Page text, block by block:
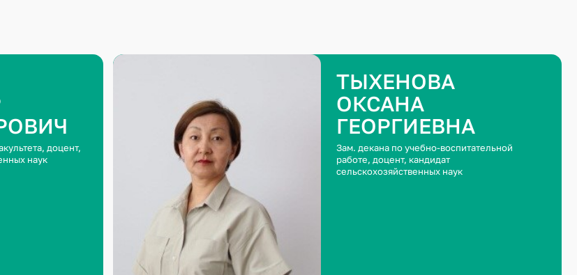
доцент,
наук
ТЫХЕНОВА
ОКСАНА
ГЕОРГИЕВНА
Зам. декана по учебно-воспитательной
работе, доцент, кандидат
сельскохозяйственных наук